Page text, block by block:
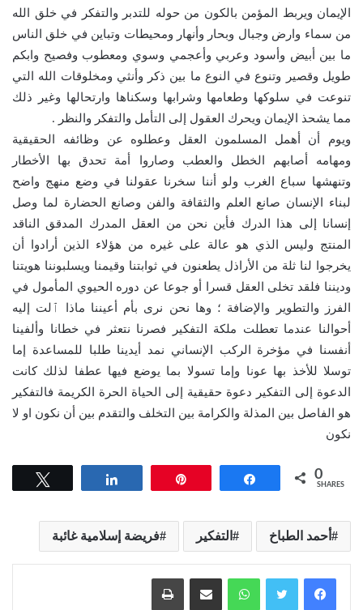
الإيمان ويربط المؤمن بالكون من حوله للتدبر والتفكر في خلق الله
من سماء وارض وجبال وبحار وأنهار ومحيطات وتباين في خلق الناس
ما بين أبيض وأسود وعربي وأعجمي وسوي ومعطوب وفصيح وابكم
طويل وقصير وتنوع في النوع ما بين ذكر وأنثي ومخلوقات الله التي
تنوعت في سلوكها وطعامها وشرابها وسكناها وارتحالها وغير ذلك
مما يشحذ الإيمان ويحرك العقول إلى التأمل والتفكر والنظر .
ويوم أن أهمل المسلمون العقل وعطلوه عن وظائفه الحقيقية
ومهامه أصابهم الخطل والعطب وصاروا أمة تحدق بها الأخطار
وتنهشها سباع الغرب ولو أننا سخرنا عقولنا في وضع منهج واضح
لبناء الإنسان صانع العلم والثقافة والفن وصانع الحضارة لما وصل
إنسانا إلى هذا الدرك فأين نحن من العقل المدرك المدقق الناقد
المنتج وليس الذي هو عالة على غيره من هؤلاء الذين أرادوا أن
يخرجوا لنا ثلة من الأراذل يطعنون في ثوابتنا وقيمنا ويسلبوننا هويتنا
وديننا فلقد تخلى العقل قسرا أو جوعا عن دوره الحيوي المأمول في
الفرز والتطوير والإضافة ؛ وها نحن نرى بأم أعيننا ماذا ٱلت إليه
أحوالنا عندما تعطلت ملكة التفكير فصرنا نتعثر في خطانا وألفينا
أنفسنا في مؤخرة الركب الإنساني نمد أيدينا طلبا للمساعدة إما
توسلا للأخذ بها عونا وإما تسولا بما يوضع فيها عطفا لذلك كانت
الدعوة إلى التفكير دعوة حقيقية إلى الحياة الحرة الكريمة فالتفكير
هو الفاصل بين المذلة والكرامة بين التخلف والتقدم بين أن نكون او لا
نكون
Share 0
SHARES
أحمد الطباخ التفكير فريضة إسلامية غائبة
واتساب مشاركة عبر البريد طباعة